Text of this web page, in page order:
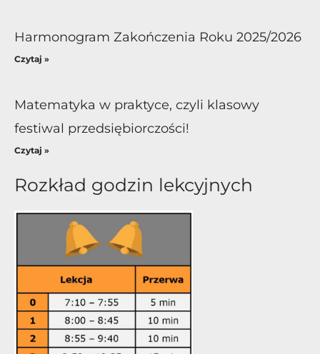
Harmonogram Zakończenia Roku 2025/2026
Czytaj »
Matematyka w praktyce, czyli klasowy
festiwal przedsiębiorczości!
Czytaj »
Rozkład godzin lekcyjnych